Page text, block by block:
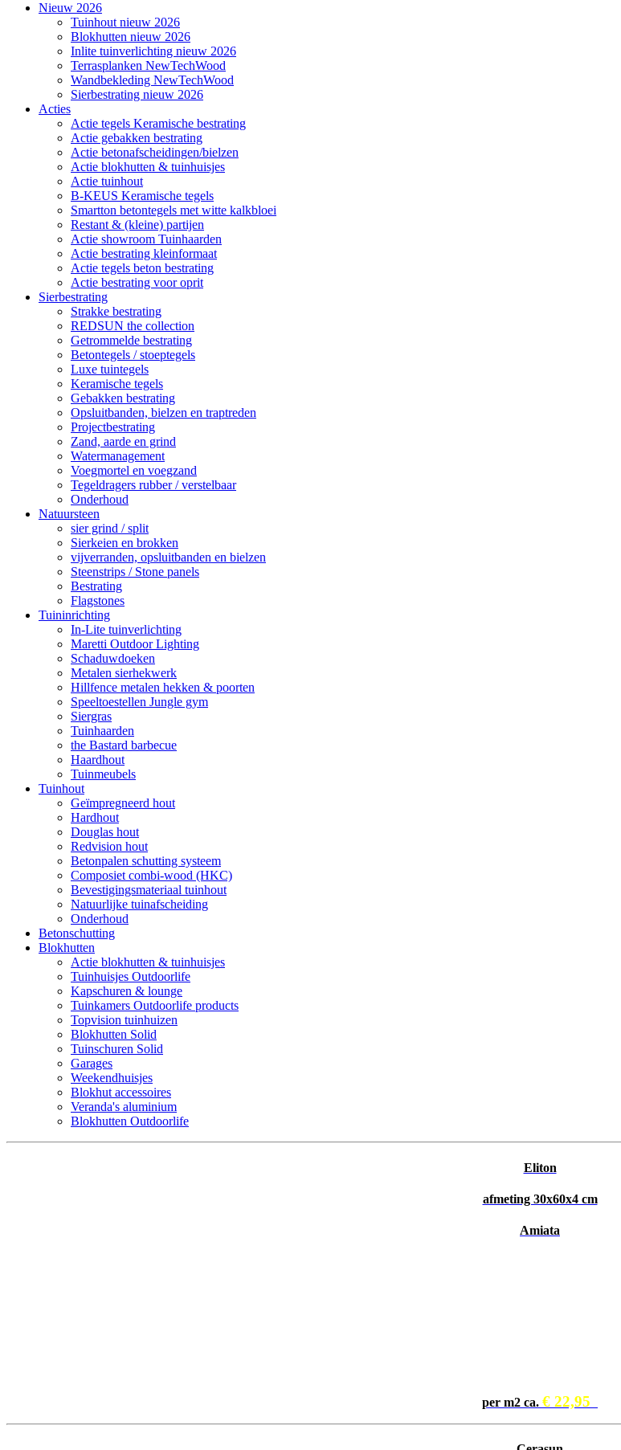
Nieuw 2026
Tuinhout nieuw 2026
Blokhutten nieuw 2026
Inlite tuinverlichting nieuw 2026
Terrasplanken NewTechWood
Wandbekleding NewTechWood
Sierbestrating nieuw 2026
Acties
Actie tegels Keramische bestrating
Actie gebakken bestrating
Actie betonafscheidingen/bielzen
Actie blokhutten & tuinhuisjes
Actie tuinhout
B-KEUS Keramische tegels
Smartton betontegels met witte kalkbloei
Restant & (kleine) partijen
Actie showroom Tuinhaarden
Actie bestrating kleinformaat
Actie tegels beton bestrating
Actie bestrating voor oprit
Sierbestrating
Strakke bestrating
REDSUN the collection
Getrommelde bestrating
Betontegels / stoeptegels
Luxe tuintegels
Keramische tegels
Gebakken bestrating
Opsluitbanden, bielzen en traptreden
Projectbestrating
Zand, aarde en grind
Watermanagement
Voegmortel en voegzand
Tegeldragers rubber / verstelbaar
Onderhoud
Natuursteen
sier grind / split
Sierkeien en brokken
vijverranden, opsluitbanden en bielzen
Steenstrips / Stone panels
Bestrating
Flagstones
Tuininrichting
In-Lite tuinverlichting
Maretti Outdoor Lighting
Schaduwdoeken
Metalen sierhekwerk
Hillfence metalen hekken & poorten
Speeltoestellen Jungle gym
Siergras
Tuinhaarden
the Bastard barbecue
Haardhout
Tuinmeubels
Tuinhout
Geïmpregneerd hout
Hardhout
Douglas hout
Redvision hout
Betonpalen schutting systeem
Composiet combi-wood (HKC)
Bevestigingsmateriaal tuinhout
Natuurlijke tuinafscheiding
Onderhoud
Betonschutting
Blokhutten
Actie blokhutten & tuinhuisjes
Tuinhuisjes Outdoorlife
Kapschuren & lounge
Tuinkamers Outdoorlife products
Topvision tuinhuizen
Blokhutten Solid
Tuinschuren Solid
Garages
Weekendhuisjes
Blokhut accessoires
Veranda's aluminium
Blokhutten Outdoorlife
Eliton
afmeting 30x60x4 cm
Amiata
per m2 ca. € 22,95